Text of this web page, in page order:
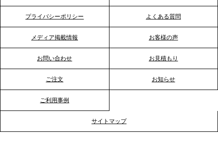
巻きケータリング」が紹介されました
2026.1.20
ーションを活性化
2025.12.12
プライバシーポリシー よくある質問
メディア掲載情報 お客様の声
お問い合わせ お見積もり
ご注文 お知らせ
ご利用事例
サイトマップ